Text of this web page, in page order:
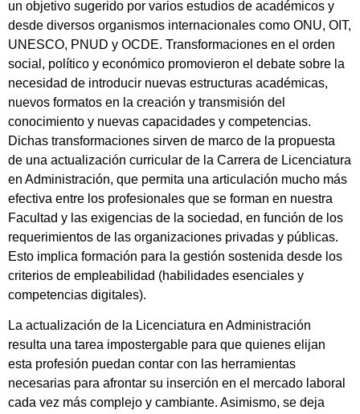
un objetivo sugerido por varios estudios de académicos y
desde diversos organismos internacionales como ONU, OIT,
UNESCO, PNUD y OCDE. Transformaciones en el orden
social, político y económico promovieron el debate sobre la
necesidad de introducir nuevas estructuras académicas,
nuevos formatos en la creación y transmisión del
conocimiento y nuevas capacidades y competencias.
Dichas transformaciones sirven de marco de la propuesta
de una actualización curricular de la Carrera de Licenciatura
en Administración, que permita una articulación mucho más
efectiva entre los profesionales que se forman en nuestra
Facultad y las exigencias de la sociedad, en función de los
requerimientos de las organizaciones privadas y públicas.
Esto implica formación para la gestión sostenida desde los
criterios de empleabilidad (habilidades esenciales y
competencias digitales).
La actualización de la Licenciatura en Administración
resulta una tarea impostergable para que quienes elijan
esta profesión puedan contar con las herramientas
necesarias para afrontar su inserción en el mercado laboral
cada vez más complejo y cambiante. Asimismo, se deja